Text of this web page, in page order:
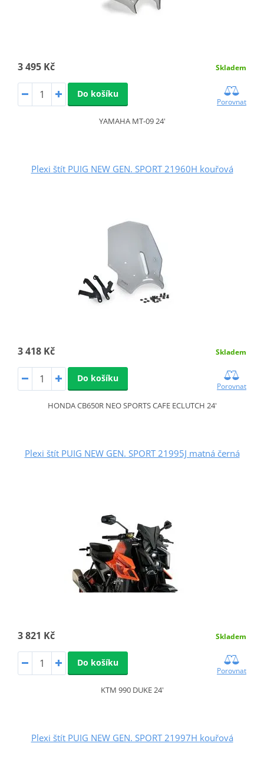
3 495 Kč Skladem
Do košíku
Porovnat
YAMAHA MT-09 24'
Plexi štít PUIG NEW GEN. SPORT 21960H kouřová
3 418 Kč Skladem
Do košíku
Porovnat
HONDA CB650R NEO SPORTS CAFE ECLUTCH 24'
Plexi štít PUIG NEW GEN. SPORT 21995J matná černá
3 821 Kč Skladem
Do košíku
Porovnat
KTM 990 DUKE 24'
Plexi štít PUIG NEW GEN. SPORT 21997H kouřová